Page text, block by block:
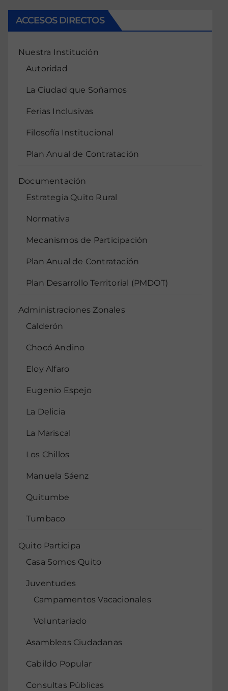
ACCESOS DIRECTOS
Nuestra Institución
Autoridad
La Ciudad que Soñamos
Ferias Inclusivas
Filosofía Institucional
Plan Anual de Contratación
Documentación
Estrategia Quito Rural
Normativa
Mecanismos de Participación
Plan Anual de Contratación
Plan Desarrollo Territorial (PMDOT)
Administraciones Zonales
Calderón
Chocó Andino
Eloy Alfaro
Eugenio Espejo
La Delicia
La Mariscal
Los Chillos
Manuela Sáenz
Quitumbe
Tumbaco
Quito Participa
Casa Somos Quito
Juventudes
Campamentos Vacacionales
Voluntariado
Asambleas Ciudadanas
Cabildo Popular
Consultas Públicas